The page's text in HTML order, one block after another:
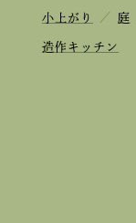
小上がり ／ 庭
造作キッチン